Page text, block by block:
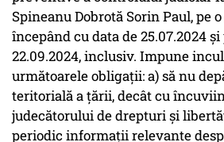
Spineanu Dobrotă Sorin Paul, pe
începând cu data de 25.07.2024
22.09.2024, inclusiv. Impune
următoarele obligaţii: a) să nu
teritorială a ţării, decât cu
judecătorului de drepturi şi
periodic informaţii relevante